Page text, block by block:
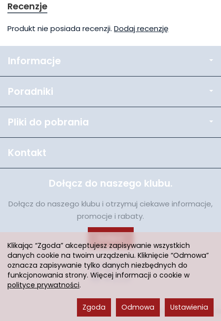
Recenzje
Produkt nie posiada recenzji. Dodaj recenzję
Informacje
Poradniki
Pliki do pobrania
Kontakt
Dołącz do naszego klubu.
Dołącz do naszego klubu i otrzymuj ciekawe informacje,
promocje i rabaty.
Sklep internetowy SOTESHOP AI
Klikając “Zgoda” akceptujesz zapisywanie wszystkich
danych cookie na twoim urządzeniu. Kliknięcie “Odmowa”
oznacza zapisywanie tylko danych niezbędnych do
funkcjonowania strony. Więcej informacji o cookie w
polityce prywatności.
Ustawienia
Odmowa
Zgoda